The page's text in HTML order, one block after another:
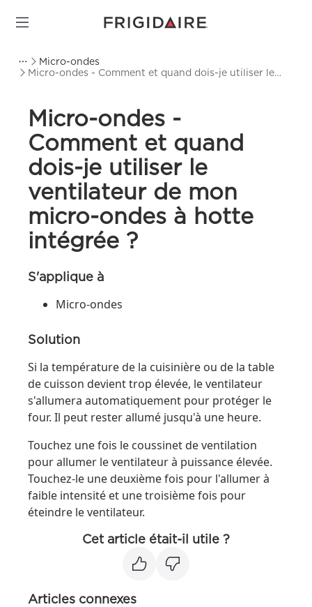
Micro-ondes
Micro-ondes - Comment et quand dois-je utiliser le
Micro-ondes -
Comment et quand
dois-je utiliser le
ventilateur de mon
micro-ondes à hotte
intégrée ?
S'applique à
Micro-ondes
Solution
Si la température de la cuisinière ou de la table
de cuisson devient trop élevée, le ventilateur
s'allumera automatiquement pour protéger le
four. Il peut rester allumé jusqu'à une heure.
Touchez une fois le coussinet de ventilation
pour allumer le ventilateur à puissance élevée.
Touchez-le une deuxième fois pour l'allumer à
faible intensité et une troisième fois pour
éteindre le ventilateur.
Cet article était-il utile ?
Articles connexes